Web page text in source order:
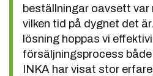
beställningar oavsett var
vilken tid på dygnet det
lösning hoppas vi
försäljningsprocess
INKA har visat stor